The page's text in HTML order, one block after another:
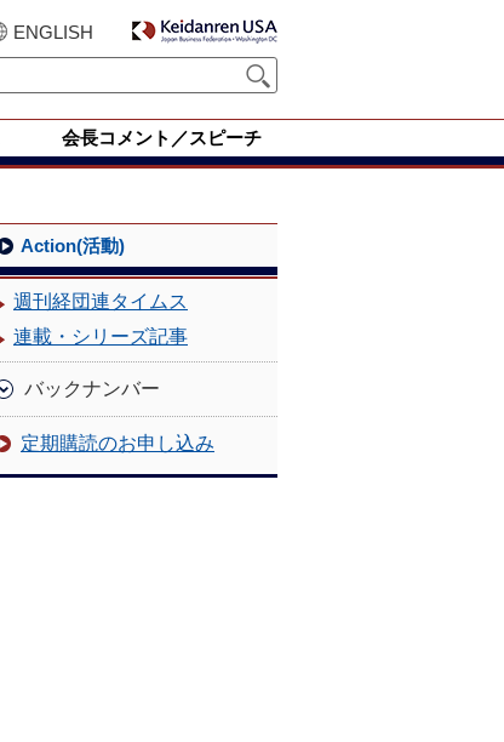
ENGLISH
会長コメント／スピーチ
Action(活動)
週刊経団連タイムス
連載・シリーズ記事
バックナンバー
定期購読のお申し込み